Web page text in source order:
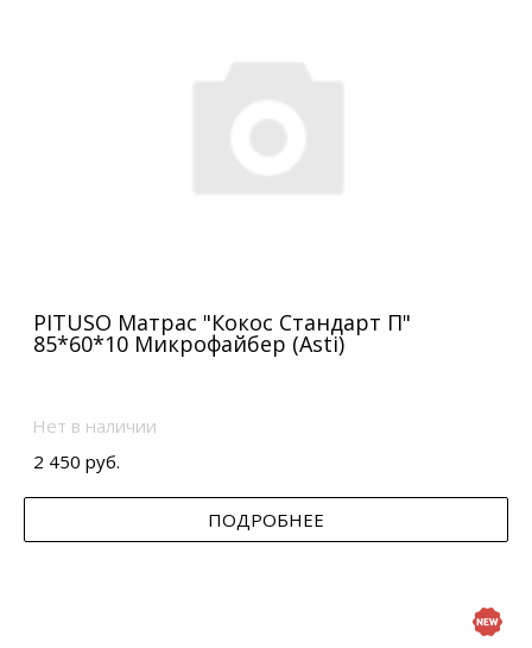
PITUSO Матрас "Кокос Стандарт П"
85*60*10 Микрофайбер (Asti)
Нет в наличии
2 450 руб.
ПОДРОБНЕЕ